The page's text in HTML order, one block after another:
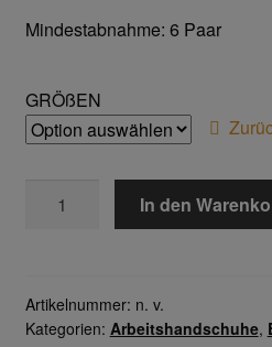
Atemschutz & Gehörschutz
Gesichtsschutz &
Berufsbekleidung
James & Nicholson
Mindestabnahme: 6 Paar
GRÖßEN
8803
In den
Artikelnummer: n. v.
Kategorien: Arbeitshandschuhe,